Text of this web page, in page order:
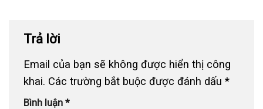
Trả lời
Email của bạn sẽ không được hiển thị công
khai. Các trường bắt buộc được đánh dấu *
Bình luận *